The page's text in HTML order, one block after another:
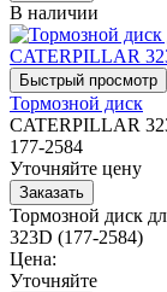
В наличии
Тормозной диск
CATERPILLAR
177-2584
Уточняйте цену
Тормозной диск
323D (177-2584)
Цена:
Уточняйте